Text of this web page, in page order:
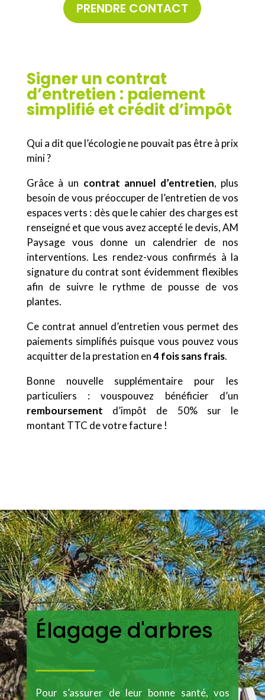
PRENDRE CONTACT
Signer un contrat
d’entretien : paiement
simplifié et crédit d’impôt
Qui a dit que l’écologie ne pouvait pas être à prix
mini ?
Grâce à un contrat annuel d’entretien, plus
besoin de vous préoccuper de l’entretien de vos
espaces verts : dès que le cahier des charges est
renseigné et que vous avez accepté le devis, AM
Paysage vous donne un calendrier de nos
interventions. Les rendez-vous confirmés à la
signature du contrat sont évidemment flexibles
afin de suivre le rythme de pousse de vos
plantes.
Ce contrat annuel d’entretien vous permet des
paiements simplifiés puisque vous pouvez vous
acquitter de la prestation en4 fois sans frais.
Bonne nouvelle supplémentaire pour les
particuliers : vouspouvez bénéficier d’un
remboursement d’impôt de 50% sur le
montant TTC de votre facture !
Élagage d'arbres
Pour s’assurer de leur bonne santé, vos